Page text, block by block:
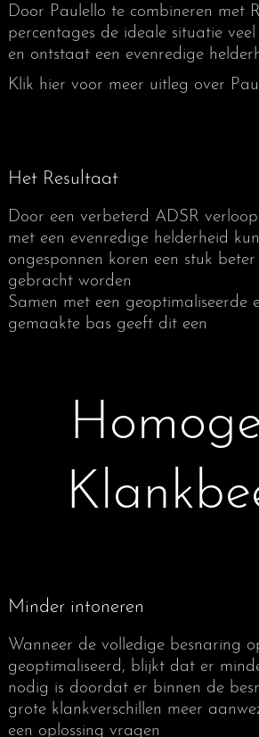
Door Paulello te combineren met
percentages de ideale situatie
en ontstaat een evenredige
Klik hier voor meer uitleg over
Paulello stelt dat de relatieve
snaar de belangrijkste factor is
klankeigenschappen, en dan met
helderheid
Het percentage van de practische
waarop de snaar gespannen
een bepaalde bandbreedte vallen
tot rond de 80% in de uiterste dis.
Om die relatieve spanning bij een
snaar te beïnvloeden heeft het
diameter nagenoeg geen effect.
grotere diameter wordt gebruikt
het percentage van zijn
verandert
Om hier meer invloed op uit te
klinkende lengte van de snaar
makkelijker is het echter om de
het materiaal te veranderen. Zo
Het Resultaat
Door een verbeterd ADSR
met een evenredige helderheid
ongesponnen koren een stuk
gebracht worden
Samen met een geoptimaliseerde
gemaakte bas geeft dit een
Minder intoneren
Wanneer de volledige besnaring
geoptimaliseerd, blijkt dat er
nodig is doordat er binnen de
grote klankverschillen meer
een oplossing vragen